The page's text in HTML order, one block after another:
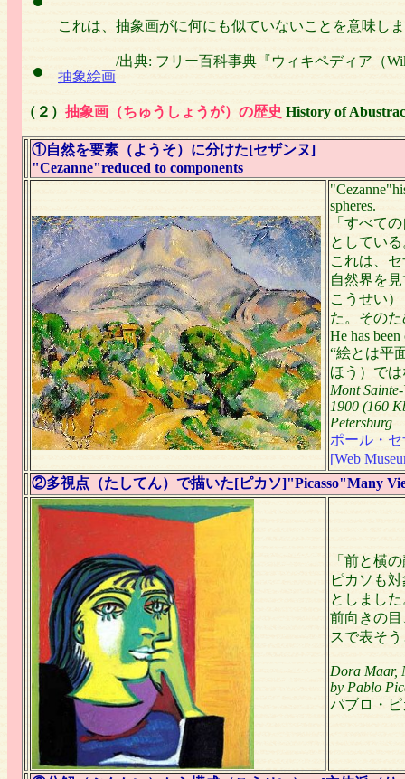
これは、抽象画がに何にも似ていないことを意味し
抽象絵画/出典: フリー百科事典『ウィキペディア（
（２） 抽象画（ちゅうしょうが）の歴史 History of
①自然を要素（ようそ）に分けた[セザンヌ]
"Cezanne"reduced to components
spheres.
「すべて
としてい
これは、
自然界を
こうせい
た。その
He has
“絵とは平
ほう）で
Mont
1900 (160
Petersburg
ポール・セ
[Web
②多視点（たしてん）で描いた[ピカソ]"Picasso"Many
「前と横
ピカソも
としまし
前向きの
スで表そ
Dora Maar,
by Pablo
パブロ・ピ